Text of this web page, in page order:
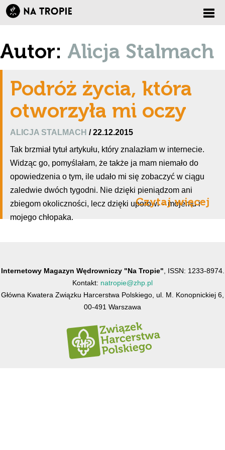
Autor: Alicja Stalmach
Podróż życia, która
otworzyła mi oczy
ALICJA STALMACH / 22.12.2015
Tak brzmiał tytuł artykułu, który znalazłam w internecie.
Widząc go, pomyślałam, że także ja mam niemało do
opowiedzenia o tym, ile udało mi się zobaczyć w ciągu
zaledwie dwóch tygodni. Nie dzięki pieniądzom ani
zbiegom okoliczności, lecz dzięki uporowi – mojemu i
mojego chłopaka.
Czytaj więcej
Internetowy Magazyn Wędrowniczy "Na Tropie" , ISSN: 1233-8974.
Kontakt: natropie@zhp.pl
Główna Kwatera Związku Harcerstwa Polskiego, ul. M. Konopnickiej 6,
00-491 Warszawa